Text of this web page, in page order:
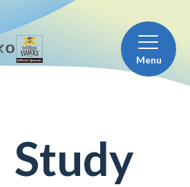
Menu
Study